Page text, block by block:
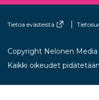
Tietoa evästeistä
Copyright Nelonen Media
Kaikki oikeudet